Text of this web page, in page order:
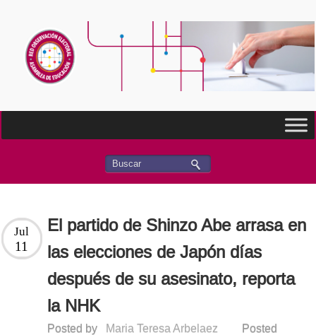
El partido de Shinzo Abe arrasa en
las elecciones de Japón días
después de su asesinato, reporta
la NHK
Jul
11
Posted by Maria Teresa Arbelaez
Posted